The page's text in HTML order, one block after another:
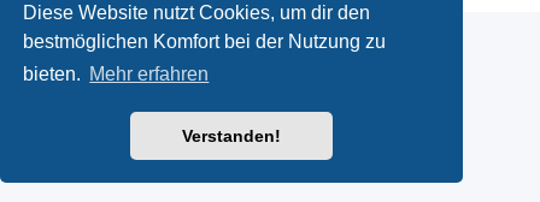
Diese Website nutzt Cookies, um dir den
bestmöglichen Komfort bei der Nutzung zu
bieten. Mehr erfahren
Verstanden!